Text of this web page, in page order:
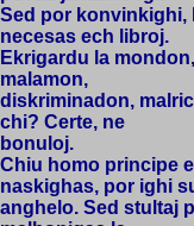
Sed por konvinkighi,
necesas ech libroj.
Ekrigardu la
malamon,
diskriminadon,
chi? Certe, ne
bonuloj.
Chiu homo principe
naskighas, por ighi
anghelo. Sed stultaj